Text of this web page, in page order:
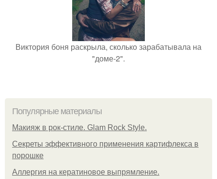
Виктория боня раскрыла, сколько зарабатывала на
"доме-2".
Популярные материалы
Макияж в рок-стиле. Glam Rock Style.
Секреты эффективного применения картифлекса в
порошке
Аллергия на кератиновое выпрямление.